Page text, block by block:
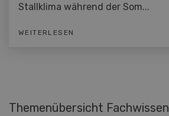
Stallklima während der Som...
WEITERLESEN
Themenübersicht Fachwissen